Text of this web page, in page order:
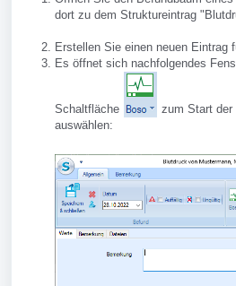
dort zu dem Struktureintrag
Erstellen Sie einen neuen Eintrag
Es öffnet sich nachfolgendes
Schaltfläche
zum Start der
auswählen: